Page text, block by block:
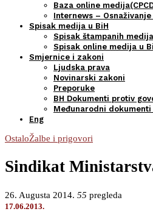
Baza online
Internews –
Spisak medija u BiH
Spisak štampanih
Spisak online medija u
Smjernice i zakoni
Ljudska prava
Novinarski zakoni
Preporuke
BH Dokumenti protiv
Međunarodni
Eng
OstaloŽalbe i prigovori
Sindikat
26. Augusta 2014. 55 pregleda
17.06.2013.